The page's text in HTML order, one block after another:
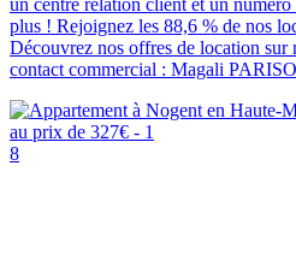
un centre relation client et un
plus ! Rejoignez les 88,6 % de nos
Découvrez nos offres de location sur
contact commercial : Magali
8